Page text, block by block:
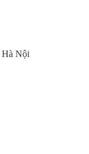
Hà Nội